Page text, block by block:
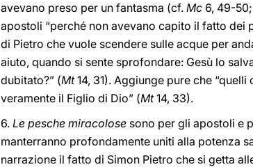
avevano preso per un fantasma (cf. Mc 6, 49-
apostoli “perché non avevano capito il fatto dei
di Pietro che vuole scendere sulle acque per
aiuto, quando si sente sprofondare: Gesù lo
dubitato?” (Mt14, 31). Aggiunge pure che
veramente il Figlio di Dio” (Mt14, 33).
6. Le pesche miracolose sono per gli apostoli e
manterranno profondamente uniti alla potenza
narrazione il fatto di Simon Pietro che si getta